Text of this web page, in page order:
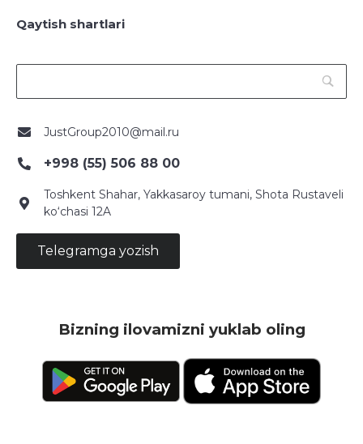
Qaytish shartlari
JustGroup2010@mail.ru
+998 (55) 506 88 00
Toshkent Shahar, Yakkasaroy tumani, Shota Rustaveli
ko‘chasi 12A
Telegramga yozish
Bizning ilovamizni yuklab oling